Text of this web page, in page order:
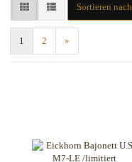
Sortieren nach
Sortieren nach
1 2 »